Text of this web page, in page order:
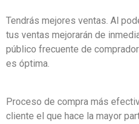
Tendrás mejores ventas. Al
tus ventas mejorarán de
público frecuente de
es óptima.
Proceso de compra más
cliente el que hace la mayor